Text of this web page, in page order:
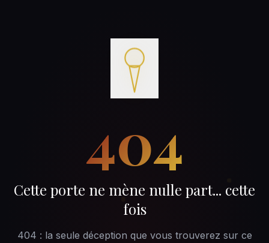
404
Cette porte ne mène nulle part... cette
fois
404 : la seule déception que vous trouverez sur ce